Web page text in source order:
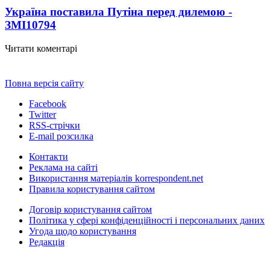
Україна поставила Путіна перед дилемою -
ЗМІ10794
Читати коментарі
Повна версія сайту
Facebook
Twitter
RSS-стрічки
E-mail розсилка
Контакти
Реклама на сайті
Використання матеріалів korrespondent.net
Правила користування сайтом
Договір користування сайтом
Політика у сфері конфіденційності і персональних даних
Угода щодо користування
Редакція